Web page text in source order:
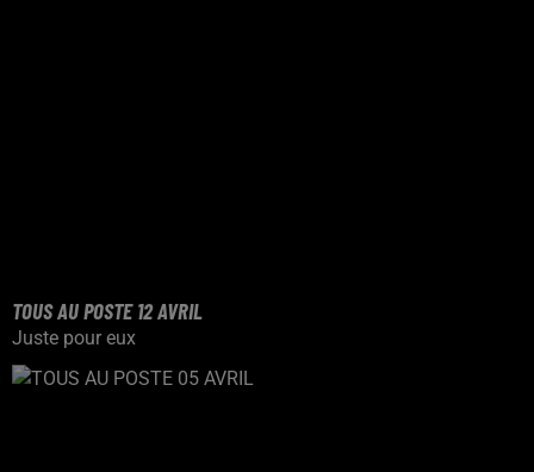
TOUS AU POSTE 12 AVRIL
Juste pour eux